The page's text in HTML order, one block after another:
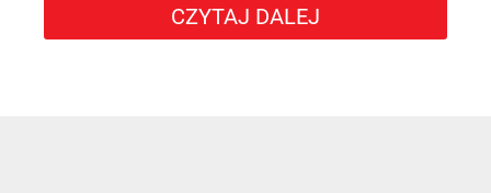
CZYTAJ DALEJ